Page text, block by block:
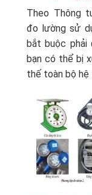
Theo Thông
đo lường sử
bắt buộc phải
bạn có thể bị
thế toàn bộ hệ